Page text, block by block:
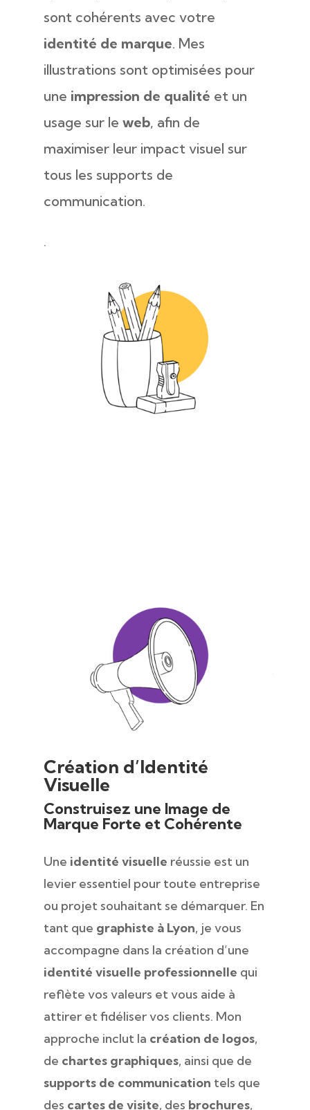
sont cohérents avec votre
identité de marque. Mes
illustrations sont optimisées pour
une impression de qualité et un
usage sur le web, afin de
maximiser leur impact visuel sur
tous les supports de
communication.
.
Création d’Identité
Visuelle
Construisez une Image de
Marque Forte et Cohérente
Une identité visuelle réussie est un
levier essentiel pour toute entreprise
ou projet souhaitant se démarquer. En
tant que graphiste à Lyon, je vous
accompagne dans la création d’une
identité visuelle professionnelle qui
reflète vos valeurs et vous aide à
attirer et fidéliser vos clients. Mon
approche inclut la création de logos,
de chartes graphiques, ainsi que de
supports de communication tels que
des cartes de visite, des brochures,